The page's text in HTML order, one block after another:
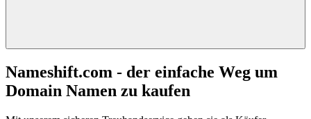
Nameshift.com - der einfache Weg um
Domain Namen zu kaufen